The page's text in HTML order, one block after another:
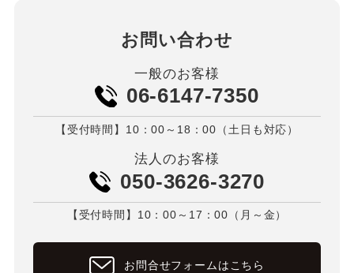
お問い合わせ
一般のお客様
06-6147-7350
【受付時間】10：00～18：00（土日も対応）
法人のお客様
050-3626-3270
【受付時間】10：00～17：00（月～金）
お問合せフォームはこちら